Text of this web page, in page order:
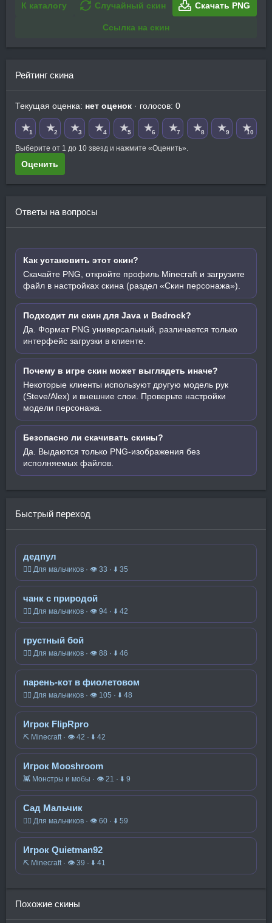
К каталогу Случайный скин Скачать PNG
Ссылка на скин
Рейтинг скина
Текущая оценка: нет оценок · голосов: 0
★1 ★2 ★3 ★4 ★5 ★6 ★7 ★8 ★9 ★10
Выберите от 1 до 10 звезд и нажмите «Оценить».
Оценить
Ответы на вопросы
Как установить этот скин?
Скачайте PNG, откройте профиль Minecraft и загрузите
файл в настройках скина (раздел «Скин персонажа»).
Подходит ли скин для Java и Bedrock?
Да. Формат PNG универсальный, различается только
интерфейс загрузки в клиенте.
Почему в игре скин может выглядеть иначе?
Некоторые клиенты используют другую модель рук
(Steve/Alex) и внешние слои. Проверьте настройки
модели персонажа.
Безопасно ли скачивать скины?
Да. Выдаются только PNG-изображения без
исполняемых файлов.
Быстрый переход
дедпул
🧍‍♂️ Для мальчиков · 👁 33 · ⬇ 35
чанк с природой
🧍‍♂️ Для мальчиков · 👁 94 · ⬇ 42
грустный бой
🧍‍♂️ Для мальчиков · 👁 88 · ⬇ 46
парень-кот в фиолетовом
🧍‍♂️ Для мальчиков · 👁 105 · ⬇ 48
Игрок FlipRpro
⛏️ Minecraft · 👁 42 · ⬇ 42
Игрок Mooshroom
👾 Монстры и мобы · 👁 21 · ⬇ 9
Сад Мальчик
🧍‍♂️ Для мальчиков · 👁 60 · ⬇ 59
Игрок Quietman92
⛏️ Minecraft · 👁 39 · ⬇ 41
Похожие скины